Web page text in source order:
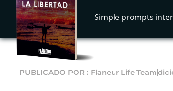
Simple prompts
PUBLICADO POR : Flaneur Life Team